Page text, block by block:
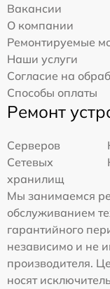
Вакансии
О компании
Ремонтируемые
Наши услуги
Согласие на
Способы оплаты
Ремонт
Серверов
Сетевых
хранилищ
Мы занимаемся
обслуживанием
гарантийного
независимо и не
производителя.
носят